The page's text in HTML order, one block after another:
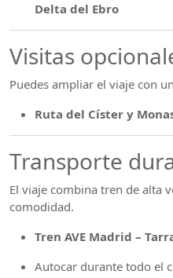
Delta del Ebro
Visitas
Puedes ampliar el viaje con
Ruta del Císter y
Transporte
El viaje combina tren de alta
comodidad.
Tren AVE Madrid –
Autocar durante todo el